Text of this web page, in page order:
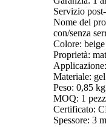
Servizio
Nome del
con/senza
Colore: beige
Proprietà:
Materiale: gel
Peso: 0,85 kg
MOQ: 1
Certificato:
Spessore: 3